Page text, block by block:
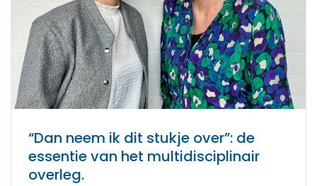
“Dan neem ik dit stukje over”: de
essentie van het multidisciplinair
overleg.